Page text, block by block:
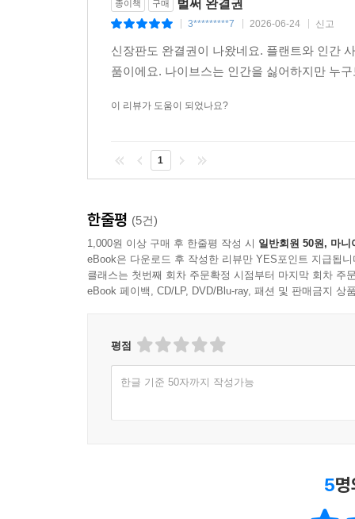
종이책 구매 벌써 완결권
3*********7 2026-06-24 신고
신장판도 완결권이 나왔네요. 플랜트와 인간
품이에요. 나이브스는 인간을 싫어하지만 누
이 리뷰가 도움이 되었나요?
1
한줄평 (5건)
1,000원 이상 구매 후 한줄평 작성 시 일반회원 50원, 마니
eBook은 다운로드 후 작성한 리뷰만 YES포인트 지급됩니
클래스는 첫번째 회차 주문확정 시점부터 마지막 회차 주
eBook 페이백, CD/LP, DVD/Blu-ray, 패션 및 판매금지 상
평점
한글 기준 50자까지 작성가능
5